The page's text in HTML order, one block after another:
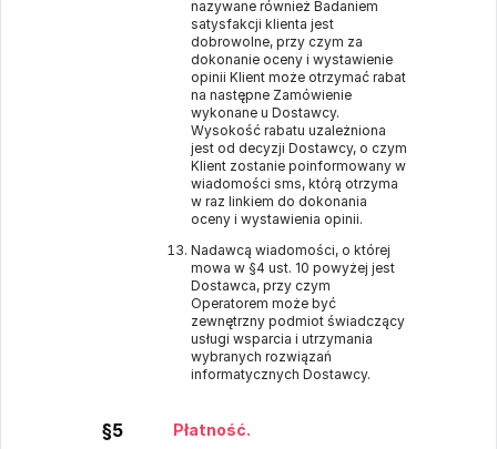
nazywane również Badaniem
satysfakcji klienta jest
dobrowolne, przy czym za
dokonanie oceny i wystawienie
opinii Klient może otrzymać rabat
na następne Zamówienie
wykonane u Dostawcy.
Wysokość rabatu uzależniona
jest od decyzji Dostawcy, o czym
Klient zostanie poinformowany w
wiadomości sms, którą otrzyma
w raz linkiem do dokonania
oceny i wystawienia opinii.
Nadawcą wiadomości, o której
mowa w §4 ust. 10 powyżej jest
Dostawca, przy czym
Operatorem może być
zewnętrzny podmiot świadczący
usługi wsparcia i utrzymania
wybranych rozwiązań
informatycznych Dostawcy.
§5 Płatność.